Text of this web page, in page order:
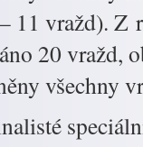
11 vražd). Z
20 vražd,
všechny